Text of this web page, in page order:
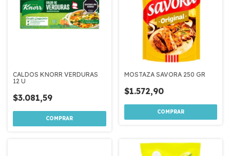
CALDOS KNORR VERDURAS
12 U
$3.081,59
MOSTAZA SAVORA 250 GR
$1.572,90